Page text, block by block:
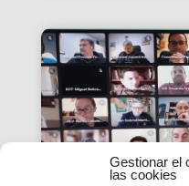
Gestionar el
las cookies